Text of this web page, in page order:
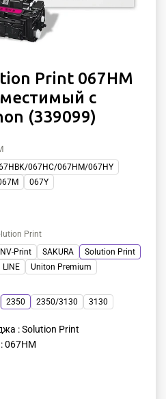
Print 067HM
с
(339099)
067HC/067HM/067HY
067Y
Print
NV-Print SAKURA
Solution Print
LINE
Uniton Premium
2350 2350/3130 3130
: Solution Print
067HM